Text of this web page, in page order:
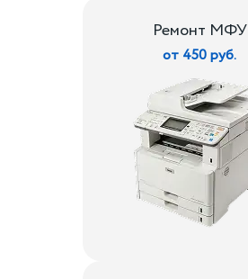
Ремонт МФУ
от 450 руб.